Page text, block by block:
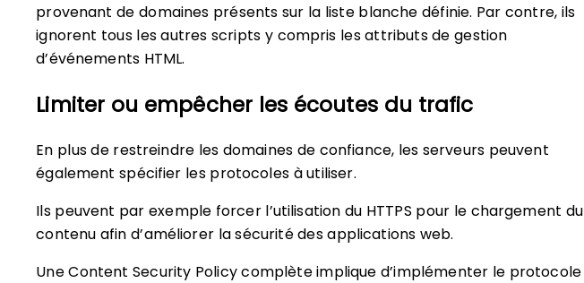
provenant de domaines présents sur la liste blanche définie. Par contre, ils
ignorent tous les autres scripts y compris les attributs de gestion
d’événements HTML.
Limiter ou empêcher les écoutes du trafic
En plus de restreindre les domaines de confiance, les serveurs peuvent
également spécifier les protocoles à utiliser.
Ils peuvent par exemple forcer l’utilisation du HTTPS pour le chargement du
contenu afin d’améliorer la sécurité des applications web.
Une Content Security Policy complète implique d’implémenter le protocole